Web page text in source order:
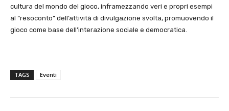
cultura del mondo del gioco, inframezzando veri e propri esempi
al “resoconto” dell’attività di divulgazione svolta, promuovendo il
gioco come base dell’interazione sociale e democratica.
TAGS Eventi